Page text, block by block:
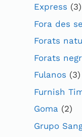
Express (3)
Fora des
Forats
Forats
Fulanos (3)
Furnish
Goma (2)
Grupo